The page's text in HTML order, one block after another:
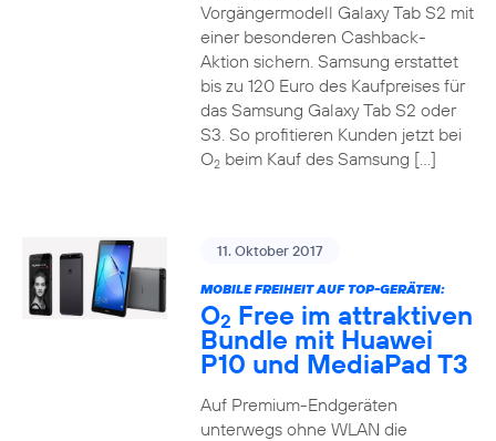
Vorgängermodell Galaxy Tab S2 mit
einer besonderen Cashback-
Aktion sichern. Samsung erstattet
bis zu 120 Euro des Kaufpreises für
das Samsung Galaxy Tab S2 oder
S3. So profitieren Kunden jetzt bei
O2beim Kauf des Samsung […]
11. Oktober 2017
MOBILE FREIHEIT AUF TOP-GERÄTEN:
O2 Free im attraktiven
Bundle mit Huawei
P10 und MediaPad T3
Auf Premium-Endgeräten
unterwegs ohne WLAN die